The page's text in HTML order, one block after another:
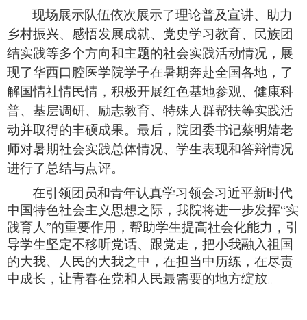
现场展示队伍依次展示了理论普及宣讲、助力
乡村振兴、感悟发展成就、党史学习教育、民族团
结实践等多个方向和主题的社会实践活动情况，展
现了华西口腔医学院学子在暑期奔赴全国各地，了
解国情社情民情，积极开展红色基地参观、健康科
普、基层调研、励志教育、特殊人群帮扶等实践活
动并取得的丰硕成果。最后，院团委书记蔡明婧老
师对暑期社会实践总体情况、学生表现和答辩情况
进行了总结与点评。
在引领团员和青年认真学习领会习近平新时代
中国特色社会主义思想之际，我院将进一步发挥“实
践育人”的重要作用，帮助学生提高社会化能力，引
导学生坚定不移听党话、跟党走，把小我融入祖国
的大我、人民的大我之中，在担当中历练，在尽责
中成长，让青春在党和人民最需要的地方绽放。